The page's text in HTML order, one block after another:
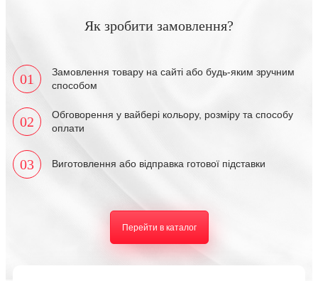
Як зробити замовлення?
01
Замовлення товару на сайті або будь-яким зручним
способом
02
Обговорення у вайбері кольору, розміру та способу
оплати
03 Виготовлення або відправка готової підставки
Перейти в каталог